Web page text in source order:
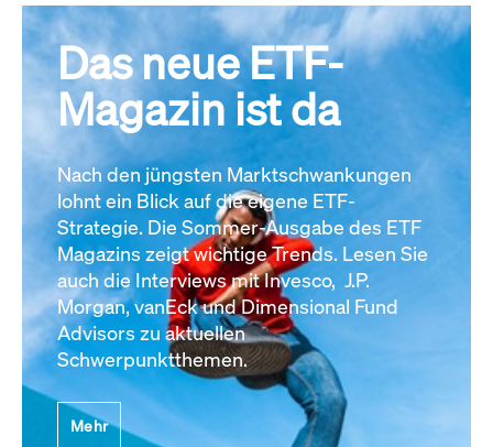
Das neue ETF-
Magazin ist da
Nach den jüngsten Marktschwankungen
lohnt ein Blick auf die eigene ETF-
Strategie. Die Sommer-Ausgabe des ETF
Magazins zeigt wichtige Trends. Lesen Sie
auch die Interviews mit Invesco, J.P.
Morgan, vanEck und Dimensional Fund
Advisors zu aktuellen
Schwerpunktthemen.
Mehr